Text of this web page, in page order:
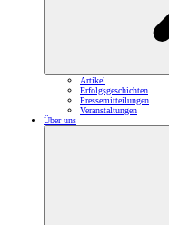
Artikel
Erfolgsgeschichten
Pressemitteilungen
Veranstaltungen
Über uns